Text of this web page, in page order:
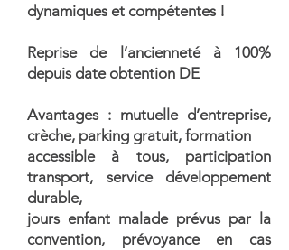
dynamiques et compétentes !
Reprise de l’ancienneté à 100%
depuis date obtention DE
Avantages : mutuelle d’entreprise,
crèche, parking gratuit, formation
accessible à tous, participation
transport, service développement
durable,
jours enfant malade prévus par la
convention, prévoyance en cas